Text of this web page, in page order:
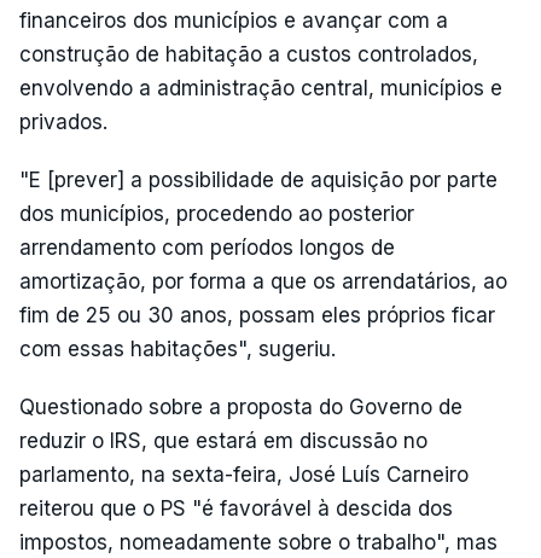
financeiros dos municípios e avançar com a
construção de habitação a custos controlados,
envolvendo a administração central, municípios e
privados.
"E [prever] a possibilidade de aquisição por parte
dos municípios, procedendo ao posterior
arrendamento com períodos longos de
amortização, por forma a que os arrendatários, ao
fim de 25 ou 30 anos, possam eles próprios ficar
com essas habitações", sugeriu.
Questionado sobre a proposta do Governo de
reduzir o IRS, que estará em discussão no
parlamento, na sexta-feira, José Luís Carneiro
reiterou que o PS "é favorável à descida dos
impostos, nomeadamente sobre o trabalho", mas